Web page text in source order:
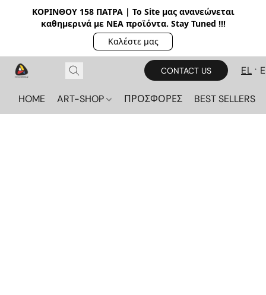
ΚΟΡΙΝΘΟΥ 158 ΠΑΤΡΑ | Το Site μας ανανεώνεται
καθημερινά με ΝΕΑ προϊόντα. Stay Tuned !!!
Καλέστε μας
CONTACT US EL
HOME ART-SHOP ΠΡΟΣΦΟΡΕΣ BEST SELLERS